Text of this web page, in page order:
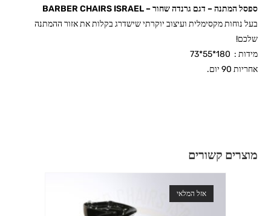
ספסל המתנה – דגם גרנדה שחור – BARBER CHAIRS ISRAEL
בעל נוחות מקסימלית ועיצוב יוקרתי שישדרג בקלות את אזור ההמתנה
שלכם!
מידות : 180*55*73
אחריות 90 יום.
מוצרים קשורים
אזל המלאי